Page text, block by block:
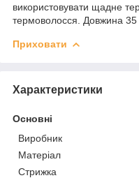
використовувати щадне
термоволосся. Довжина 35
Приховати
Характеристики
Основні
Виробник
Матеріал
Стрижка